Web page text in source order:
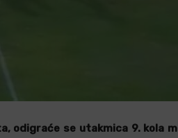
odigraće se utakmica 9. kola